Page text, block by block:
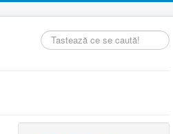
Căutare
...